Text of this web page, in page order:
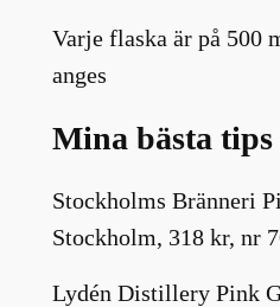
Varje flaska är på 500
anges
Mina bästa tips
Stockholms Bränneri
Stockholm, 318 kr, nr
Lydén Distillery Pink